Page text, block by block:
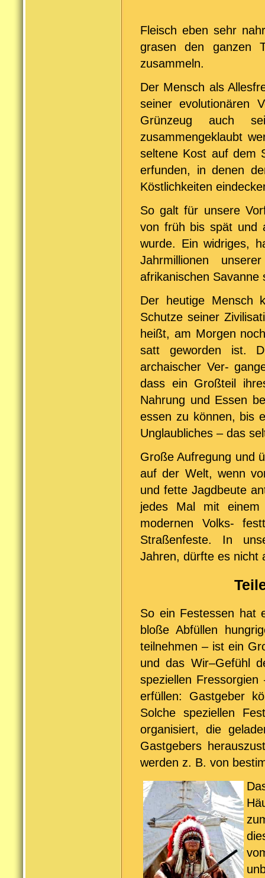
Fleisch eben sehr
grasen den ganzen
zusammeln.
Der Mensch als
seiner evolutionären
Grünzeug auch
zusammengeklaubt
seltene Kost auf dem
erfunden, in denen
Köstlichkeiten
So galt für unsere
von früh bis spät und
wurde. Ein widriges,
Jahrmillionen
afrikanischen Savanne
Der heutige Mensch
Schutze seiner
heißt, am Morgen
satt geworden ist.
archaischer Ver-
dass ein Großteil
Nahrung und Essen
essen zu können, bis
Unglaubliches – das
Große Aufregung und
auf der Welt, wenn
und fette Jagdbeute
jedes Mal mit einem
modernen Volks-
Straßenfeste. In
Jahren, dürfte es nicht
So ein Festessen hat
bloße Abfüllen
teilnehmen – ist ein
und das Wir–Gefühl
speziellen
erfüllen: Gastgeber
Solche speziellen
organisiert, die
Gastgebers
werden z. B. von